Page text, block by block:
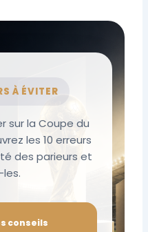
À ÉVITER
sur la Coupe du
les 10 erreurs
des parieurs et
conseils